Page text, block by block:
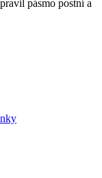
pásmo postní a